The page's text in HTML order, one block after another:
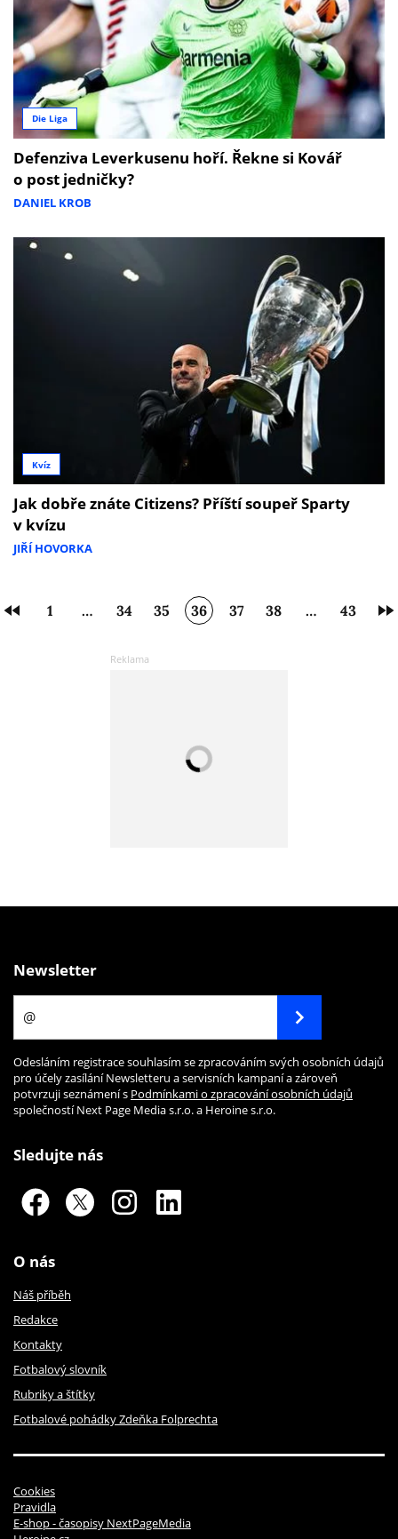
Die Liga
Defenziva Leverkusenu hoří. Řekne si Kovář
o post jedničky?
DANIEL KROB
Kvíz
Jak dobře znáte Citizens? Příští soupeř Sparty
v kvízu
JIŘÍ HOVORKA
1 … 34 35 36 37 38 … 43
Newsletter
Odesláním registrace souhlasím se zpracováním svých osobních údajů
pro účely zasílání Newsletteru a servisních kampaní a zároveň
potvrzuji seznámení s Podmínkami o zpracování osobních údajů
společností Next Page Media s.r.o. a Heroine s.r.o.
Sledujte nás
O nás
Náš příběh
Redakce
Kontakty
Fotbalový slovník
Rubriky a štítky
Fotbalové pohádky Zdeňka Folprechta
Cookies
Pravidla
E-shop - časopisy NextPageMedia